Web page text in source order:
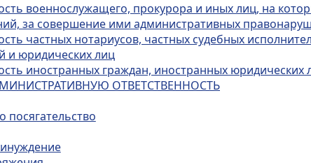
военнослужащего, прокурора и иных лиц, на
за совершение ими административных
частных нотариусов, частных судебных
и юридических лиц
иностранных граждан, иностранных юридических
ОТВЕТСТВЕННОСТЬ
посягательство